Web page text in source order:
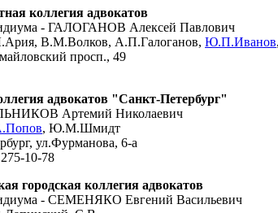
коллегия адвокатов
- ГАЛОГАНОВ Алексей Павлович
В.М.Волков, А.П.Галоганов, Ю.П.Иванов
просп., 49
адвокатов "Санкт-Петербург"
Артемий Николаевич
, Ю.М.Шмидт
ул.Фурманова, 6-а
10-78
городская коллегия адвокатов
- СЕМЕНЯКО Евгений Васильевич